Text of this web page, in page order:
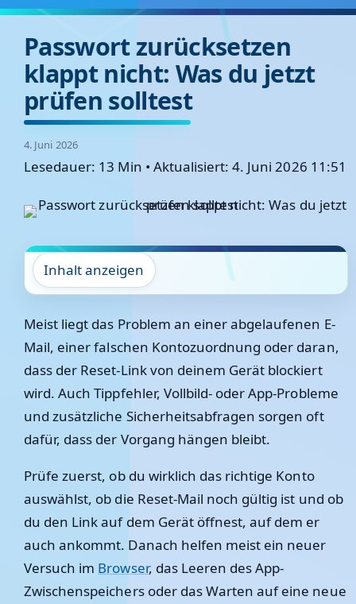
Passwort zurücksetzen
klappt nicht: Was du jetzt
prüfen solltest
4. Juni 2026
Lesedauer: 13 Min • Aktualisiert: 4. Juni 2026 11:51
Inhalt anzeigen
Meist liegt das Problem an einer abgelaufenen E-
Mail, einer falschen Kontozuordnung oder daran,
dass der Reset-Link von deinem Gerät blockiert
wird. Auch Tippfehler, Vollbild- oder App-Probleme
und zusätzliche Sicherheitsabfragen sorgen oft
dafür, dass der Vorgang hängen bleibt.
Prüfe zuerst, ob du wirklich das richtige Konto
auswählst, ob die Reset-Mail noch gültig ist und ob
du den Link auf dem Gerät öffnest, auf dem er
auch ankommt. Danach helfen meist ein neuer
Versuch im Browser, das Leeren des App-
Zwischenspeichers oder das Warten auf eine neue